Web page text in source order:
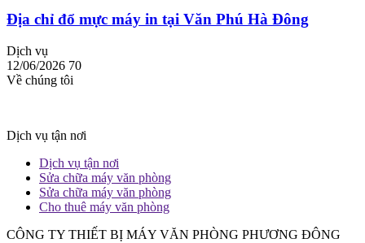
Địa chỉ đổ mực máy in tại Văn Phú Hà Đông
Dịch vụ
12/06/2026 70
Về chúng tôi
Dịch vụ tận nơi
Dịch vụ tận nơi
Sửa chữa máy văn phòng
Sửa chữa máy văn phòng
Cho thuê máy văn phòng
CÔNG TY THIẾT BỊ MÁY VĂN PHÒNG PHƯƠNG ĐÔNG